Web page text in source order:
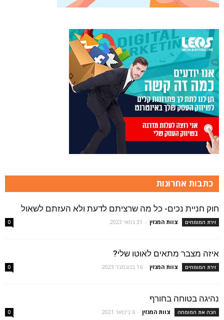
כתבות אחרונות
חוק חניית נכים- כל מה שרציתם לדעת ולא העזתם לשאול
זירת המומחים צוות המגזין - 31 במאי 2023 0
איזה מצבר מתאים לאוטו שלי?
זירת המומחים צוות המגזין - 16 בנובמבר 2023 0
נהיגה בטוחה בחורף
הכה את המומחה צוות המגזין - 6 בינואר 2021 0